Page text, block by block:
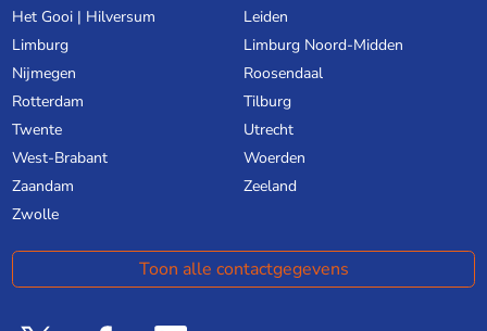
Het Gooi | Hilversum
Leiden
Limburg
Limburg Noord-Midden
Nijmegen
Roosendaal
Rotterdam
Tilburg
Twente
Utrecht
West-Brabant
Woerden
Zaandam
Zeeland
Zwolle
Toon alle contactgegevens